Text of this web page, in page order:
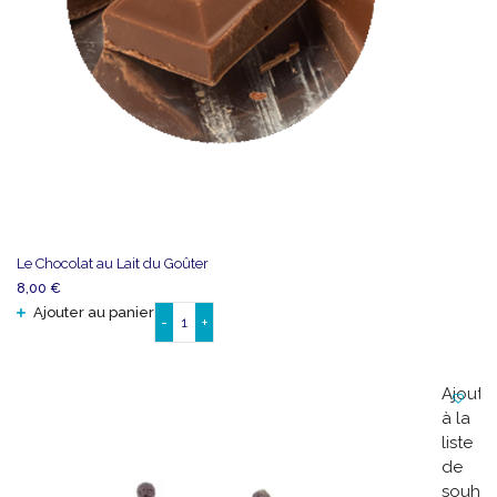
Le Chocolat au Lait du Goûter
8,00 €
Ajouter au panier
-
quantité
+
Ajouter
à la
liste
de